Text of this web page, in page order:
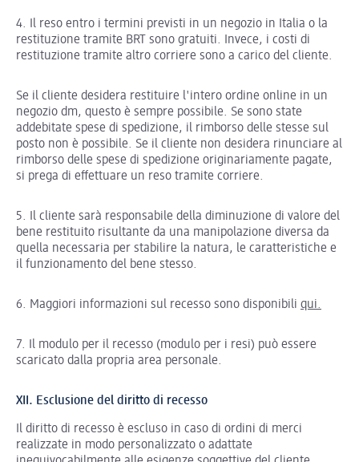
4. Il reso entro i termini previsti in un negozio in Italia o la
restituzione tramite BRT sono gratuiti. Invece, i costi di
restituzione tramite altro corriere sono a carico del cliente.
Se il cliente desidera restituire l'intero ordine online in un
negozio dm, questo è sempre possibile. Se sono state
addebitate spese di spedizione, il rimborso delle stesse sul
posto non è possibile. Se il cliente non desidera rinunciare al
rimborso delle spese di spedizione originariamente pagate,
si prega di effettuare un reso tramite corriere.
5. Il cliente sarà responsabile della diminuzione di valore del
bene restituito risultante da una manipolazione diversa da
quella necessaria per stabilire la natura, le caratteristiche e
il funzionamento del bene stesso.
6. Maggiori informazioni sul recesso sono disponibili qui.
7. Il modulo per il recesso (modulo per i resi) può essere
scaricato dalla propria area personale.
XII. Esclusione del diritto di recesso
Il diritto di recesso è escluso in caso di ordini di merci
realizzate in modo personalizzato o adattate